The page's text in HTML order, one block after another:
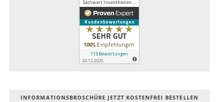
INFOR­MATIONS­BROSCHÜRE JETZT KOSTEN­FREI BESTELLEN